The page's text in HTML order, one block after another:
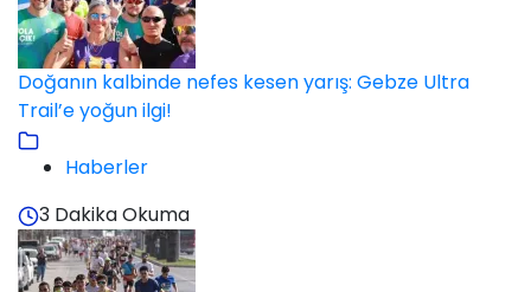
Doğanın kalbinde nefes kesen yarış: Gebze Ultra
Trail’e yoğun ilgi!
Haberler
3 Dakika Okuma